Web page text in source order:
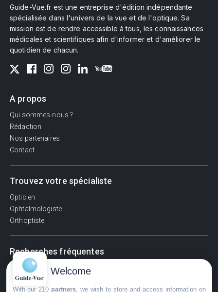
Guide-Vue.fr est une entreprise d'édition indépendante
spécialisée dans l'univers de la vue et de l'optique. Sa
mission est de rendre accessible à tous, les connaissances
médicales et scientifiques afin d'informer et d'améliorer le
quotidien de chacun.
A propos
Qui sommes-nous ?
Rédaction
Nos partenaires
Contact
Trouvez votre spécialiste
Opticien
Ophtalmologiste
Orthoptiste
Recherches fréquentes
Pathologies adultes
Signes d'une urgence ophtalmologique
Welcome
With our 210 partners , we wish to store and access information on